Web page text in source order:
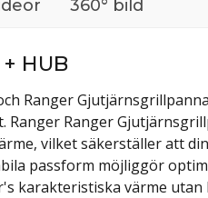
360° bild
HUB
Ranger
Ranger
vilket säkerställer att
passform möjliggör
karakteristiska värme utan